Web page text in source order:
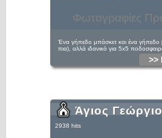
Φωτογραφίες
Ένα γήπεδο μπάσκετ και ένα γήπεδο
πια), αλλά ιδανικό για 5x5
>>
Άγιος
2938 hits